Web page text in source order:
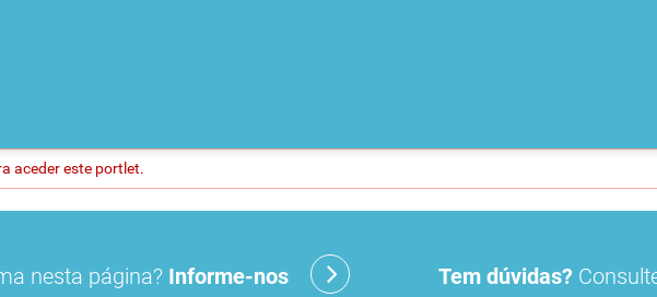
aceder este portlet.
nesta página? Informe-nos Tem dúvidas?